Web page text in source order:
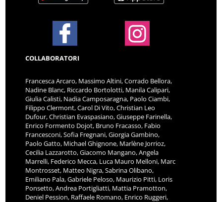
COLLABORATORI
Francesca Arcaro, Massimo Altini, Corrado Bellora,
Nadine Blanc, Riccardo Bortolotti, Manila Calipari,
Giulia Calisti, Nadia Camposaragna, Paolo Ciambi,
Filippo Clermont, Carol Di Vito, Christian Leo
Dufour, Christian Evaspasiano, Giuseppe Farinella,
Enrico Formento Dojot, Bruno Fracasso, Fabio
Francesconi, Sofia Fregnani, Giorgia Gambino,
Paolo Gatto, Michael Ghignone, Marlène Jorrioz,
Cecilia Lazzarotto, Giacomo Mangano, Angela
Marrelli, Federico Mecca, Luca Mauro Melloni, Marc
Montrosset, Matteo Nigra, Sabrina Olibano,
Emiliano Pala, Gabriele Peloso, Maurizio Pitti, Loris
Ponsetto, Andrea Portigliatti, Mattia Pramotton,
Deniel Pession, Raffaele Romano, Enrico Ruggeri,